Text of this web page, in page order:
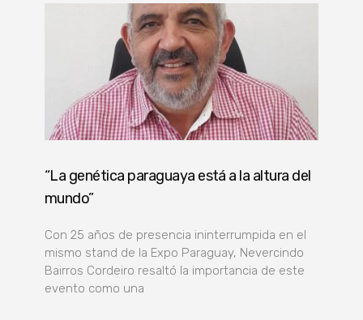
“La genética paraguaya está a la altura del
mundo”
Con 25 años de presencia ininterrumpida en el
mismo stand de la Expo Paraguay, Nevercindo
Bairros Cordeiro resaltó la importancia de este
evento como una